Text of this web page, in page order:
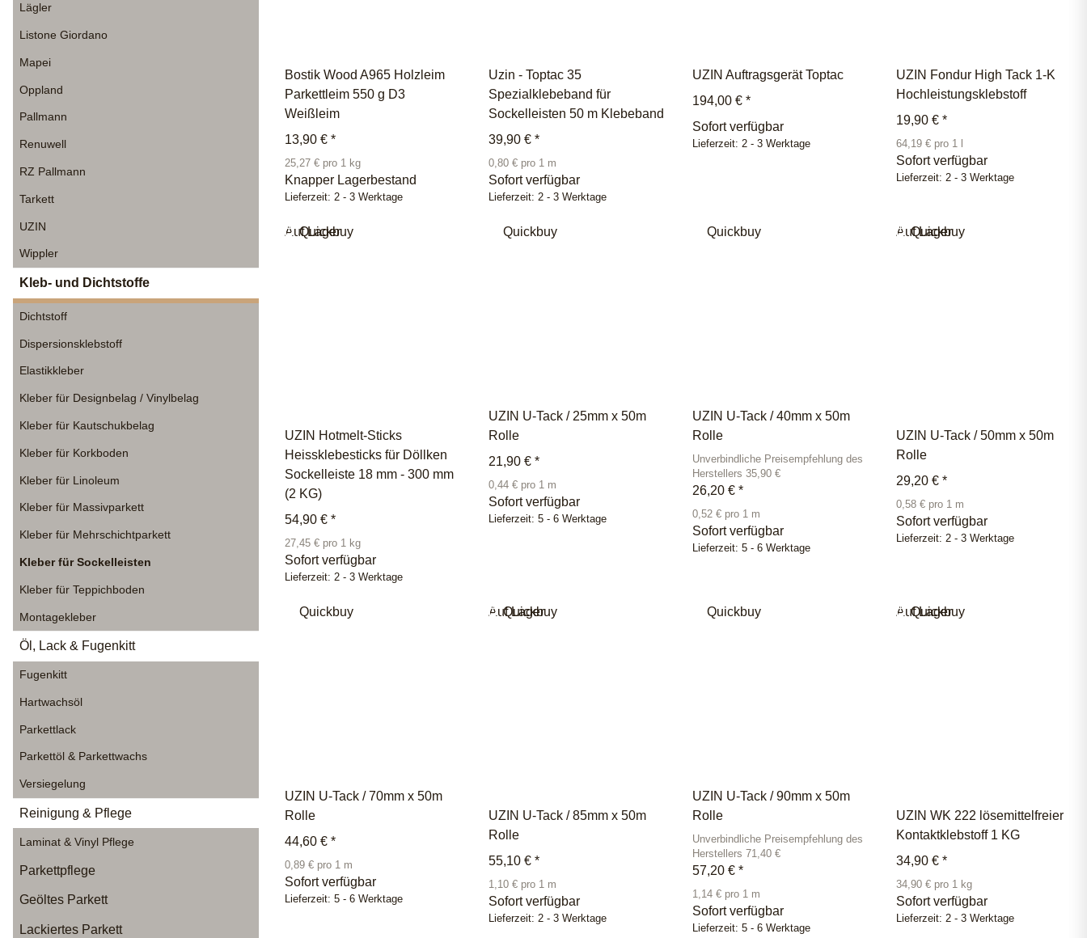
Bostik Wood A965 Holzleim
Parkettleim 550 g D3
Weißleim
13,90 € *
25,27 € pro 1 kg
Knapper Lagerbestand
Lieferzeit: 2 - 3 Werktage
Uzin - Toptac 35
Spezialklebeband für
Sockelleisten 50 m Klebeband
39,90 € *
0,80 € pro 1 m
Sofort verfügbar
Lieferzeit: 2 - 3 Werktage
UZIN Auftragsgerät Toptac
194,00 € *
Sofort verfügbar
Lieferzeit: 2 - 3 Werktage
UZIN Fondur High Tack 1-K
Hochleistungsklebstoff
19,90 € *
64,19 € pro 1 l
Sofort verfügbar
Lieferzeit: 2 - 3 Werktage
Quickbuy
Auf Lager
UZIN Hotmelt-Sticks
Heissklebesticks für Döllken
Sockelleiste 18 mm - 300 mm
(2 KG)
54,90 € *
27,45 € pro 1 kg
Sofort verfügbar
Lieferzeit: 2 - 3 Werktage
Quickbuy
UZIN U-Tack / 25mm x 50m
Rolle
21,90 € *
0,44 € pro 1 m
Sofort verfügbar
Lieferzeit: 5 - 6 Werktage
Quickbuy
UZIN U-Tack / 40mm x 50m
Rolle
Unverbindliche Preisempfehlung des
Herstellers 35,90 €
26,20 € *
0,52 € pro 1 m
Sofort verfügbar
Lieferzeit: 5 - 6 Werktage
Quickbuy
Auf Lager
UZIN U-Tack / 50mm x 50m
Rolle
29,20 € *
0,58 € pro 1 m
Sofort verfügbar
Lieferzeit: 2 - 3 Werktage
Quickbuy
UZIN U-Tack / 70mm x 50m
Rolle
44,60 € *
0,89 € pro 1 m
Sofort verfügbar
Lieferzeit: 5 - 6 Werktage
Quickbuy
Auf Lager
UZIN U-Tack / 85mm x 50m
Rolle
55,10 € *
1,10 € pro 1 m
Sofort verfügbar
Lieferzeit: 2 - 3 Werktage
Quickbuy
UZIN U-Tack / 90mm x 50m
Rolle
Unverbindliche Preisempfehlung des
Herstellers 71,40 €
57,20 € *
1,14 € pro 1 m
Sofort verfügbar
Lieferzeit: 5 - 6 Werktage
Quickbuy
Auf Lager
UZIN WK 222 lösemittelfreier
Kontaktklebstoff 1 KG
34,90 € *
34,90 € pro 1 kg
Sofort verfügbar
Lieferzeit: 2 - 3 Werktage
Lägler
Listone Giordano
Mapei
Oppland
Pallmann
Renuwell
RZ Pallmann
Tarkett
UZIN
Wippler
Kleb- und Dichtstoffe
Dichtstoff
Dispersionsklebstoff
Elastikkleber
Kleber für Designbelag / Vinylbelag
Kleber für Kautschukbelag
Kleber für Korkboden
Kleber für Linoleum
Kleber für Massivparkett
Kleber für Mehrschichtparkett
Kleber für Sockelleisten
Kleber für Teppichboden
Montagekleber
Öl, Lack & Fugenkitt
Fugenkitt
Hartwachsöl
Parkettlack
Parkettöl & Parkettwachs
Versiegelung
Reinigung & Pflege
Laminat & Vinyl Pflege
Parkettpflege
Geöltes Parkett
Lackiertes Parkett